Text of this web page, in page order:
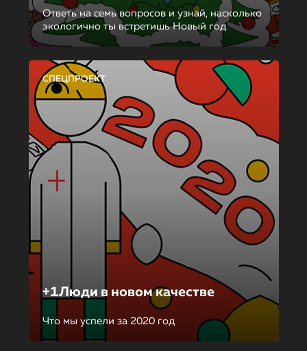
Ответь на семь вопросов и узнай, насколько
экологично ты встретишь Новый год
СПЕЦПРОЕКТ
+1Люди в новом качестве
Что мы успели за 2020 год